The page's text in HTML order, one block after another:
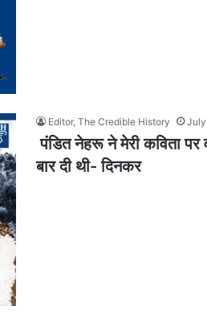
Editor, The Credible History
पंडित नेहरू ने मेरी कविता पर
बार दी थी- दिनकर